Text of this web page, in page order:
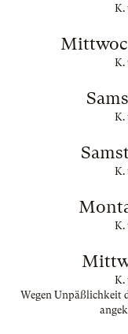
K.
K.
K.
K.
K.
K.
Wegen Unpäßlichkeit